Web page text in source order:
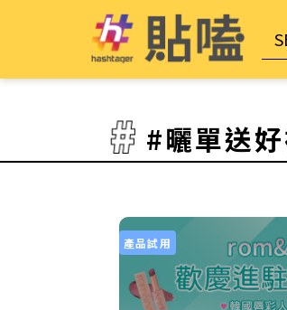
#曬單送
產品試用